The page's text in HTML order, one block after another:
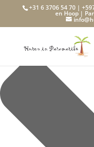
Beheer toestemming
+31 6 3706 54 70 |
en Hoop |